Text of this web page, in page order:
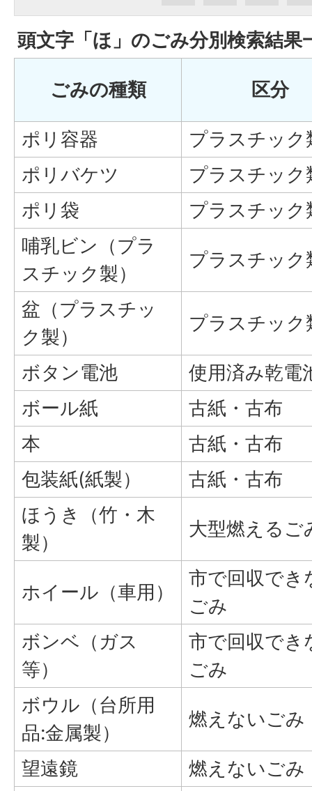
頭文字「ほ 」のごみ分別検索結果
ごみの種類 区分
ポリ容器
プラスチック
ポリバケツ
プラスチック
ポリ袋
プラスチック
哺乳ビン（プラ
スチック製）
プラスチック
盆（プラスチッ
ク製）
プラスチック
ボタン電池
使用済み乾電
ボール紙
古紙・古布
本
古紙・古布
包装紙(紙製）
古紙・古布
ほうき（竹・木
製）
大型燃えるご
ホイール（車用）
市で回収でき
ごみ
ボンベ（ガス
等）
市で回収でき
ごみ
ボウル（台所用
品:金属製）
燃えないごみ
望遠鏡
燃えないごみ